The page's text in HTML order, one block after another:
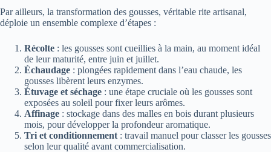
Par ailleurs, la transformation des gousses, véritable rite artisanal,
déploie un ensemble complexe d’étapes :
Récolte : les gousses sont cueillies à la main, au moment idéal
de leur maturité, entre juin et juillet.
Échaudage : plongées rapidement dans l’eau chaude, les
gousses libèrent leurs enzymes.
Étuvage et séchage : une étape cruciale où les gousses sont
exposées au soleil pour fixer leurs arômes.
Affinage : stockage dans des malles en bois durant plusieurs
mois, pour développer la profondeur aromatique.
Tri et conditionnement : travail manuel pour classer les gousses
selon leur qualité avant commercialisation.